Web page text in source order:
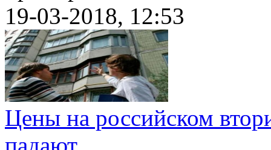
19-03-2018, 12:53
Цены на российском